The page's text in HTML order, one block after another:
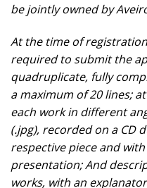
be jointly owned by
At the time of
required to submit the
quadruplicate, fully
a maximum of 20 lines;
each work in different
(.jpg), recorded on a CD
respective piece and
presentation; And
works, with an